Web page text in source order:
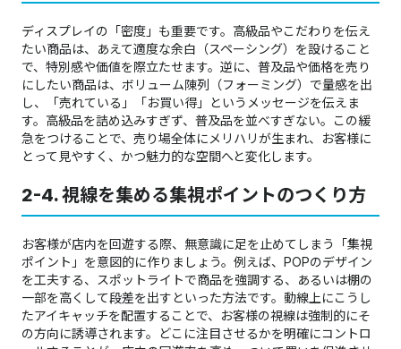
ディスプレイの「密度」も重要です。高級品やこだわりを伝え
たい商品は、あえて適度な余白（スペーシング）を設けること
で、特別感や価値を際立たせます。逆に、普及品や価格を売り
にしたい商品は、ボリューム陳列（フォーミング）で量感を出
し、「売れている」「お買い得」というメッセージを伝えま
す。高級品を詰め込みすぎず、普及品を並べすぎない。この緩
急をつけることで、売り場全体にメリハリが生まれ、お客様に
とって見やすく、かつ魅力的な空間へと変化します。
2-4. 視線を集める集視ポイントのつくり方
お客様が店内を回遊する際、無意識に足を止めてしまう「集視
ポイント」を意図的に作りましょう。例えば、POPのデザイン
を工夫する、スポットライトで商品を強調する、あるいは棚の
一部を高くして段差を出すといった方法です。動線上にこうし
たアイキャッチを配置することで、お客様の視線は強制的にそ
の方向に誘導されます。どこに注目させるかを明確にコントロ